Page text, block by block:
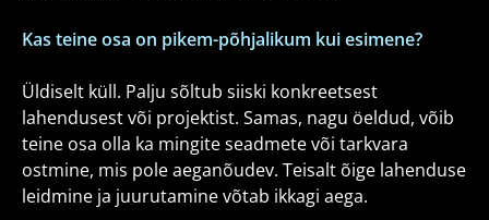
Kas teine osa on pikem-põhjalikum kui esimene?
Üldiselt küll. Palju sõltub siiski konkreetsest
lahendusest või projektist. Samas, nagu öeldud, võib
teine osa olla ka mingite seadmete või tarkvara
ostmine, mis pole aeganõudev. Teisalt õige lahenduse
leidmine ja juurutamine võtab ikkagi aega.